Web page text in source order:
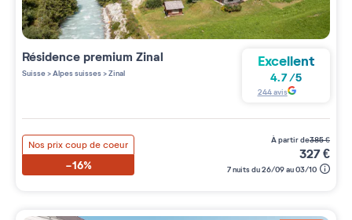
Résidence premium Zinal
Suisse>Alpes suisses>Zinal
Excellent
4.7/5
244avis
Nos prix coup de coeur
-16%
à partir de385€
327€
7 nuits du 26/09 au 03/10